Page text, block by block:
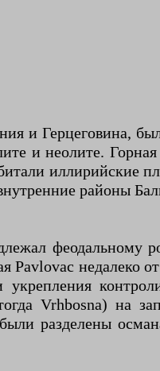
и Герцеговина,
и неолите.
иллирийские
районы
феодальному
Pavlovac недалеко
Vrhbosna) на
разделены